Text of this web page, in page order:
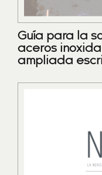
Guía para la
aceros
ampliada